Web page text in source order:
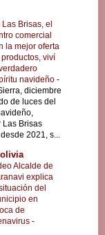
Las Brisas, el
comercial
la mejor oferta
viví
navideño -
diciembre
de luces del
Las Brisas
2021, s...
Alcalde de
explica
del
en
de
-